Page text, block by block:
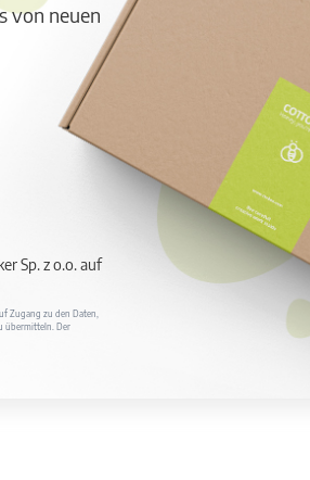
von neuen
Sp. z o.o. auf
Zugang zu den Daten,
übermitteln. Der